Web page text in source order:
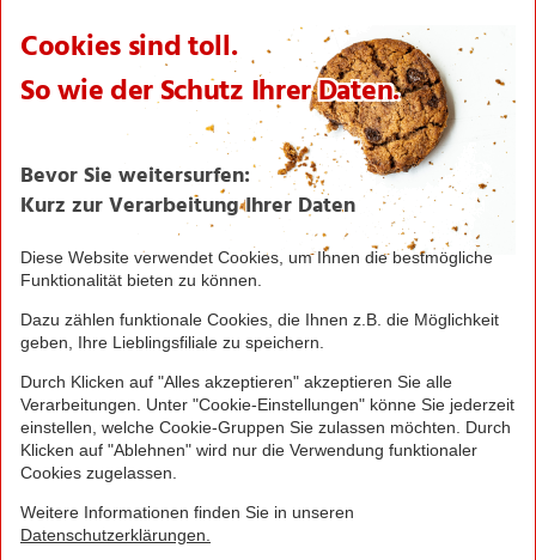
Karriere
Verantwortung/CSR
NORMA News
Seite drucken
Nach oben
Greifen Sie schnell zu! Alle angegebenen Preise in
Irrtümer durch Schreib-, Programmier- und
Datenübertragungsfehler sind vorbehalten.
© 2016 - 2026 NORMA Lebensmittelfilialbetrieb
Stiftung & Co. KG
Sitemap Kontakt
Barrierefreiheitserklärung Compliance